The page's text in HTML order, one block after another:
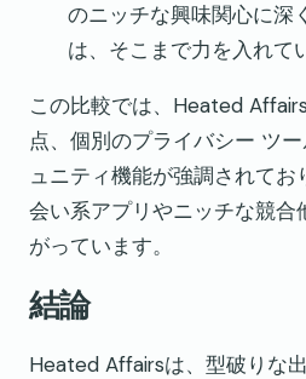
のニッチな興味関心に深
は、そこまで力を入れて
この比較では、Heated
点、個別のプライバシー ツ
ュニティ機能が強調されてお
会い系アプリやニッチな競合
がっています。
結論
Heated Affairsは、型破りな